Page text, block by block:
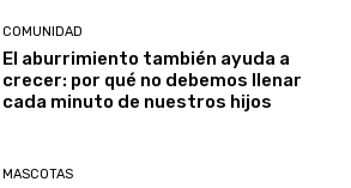
COMUNIDAD
El aburrimiento también ayuda a
crecer: por qué no debemos llenar
cada minuto de nuestros hijos
MASCOTAS